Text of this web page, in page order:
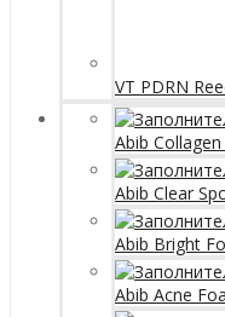
VT PDRN
Abib
Abib Clear
Abib Bright
Abib Acne